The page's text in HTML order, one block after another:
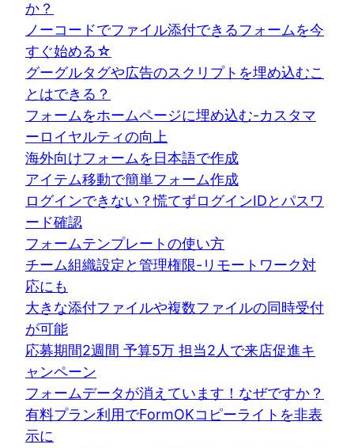
か？
ノーコードでファイル添付できるフォームを今
すぐ始める☆
グーグルタグや広告のスクリプトを埋め込むこ
とはできる？
フォームをホームページに埋め込む-カスタマ
ーロイヤルティの向上
海外向けフォームを日本語で作成
アイテム移動で簡単フォーム作成
ログインできない？慌てずログインIDとパスワ
ード確認
フォームテンプレートの使い方
チーム組織設定と管理権限-リモートワーク対
応にも
大きな添付ファイルや複数ファイルの同時受付
が可能
応募期間2週間 予算5万 担当2人で来店促進キ
ャンペーン
フォームデータが消えています！なぜですか？
有料プラン利用でFormOKコピーライトを非表
示に